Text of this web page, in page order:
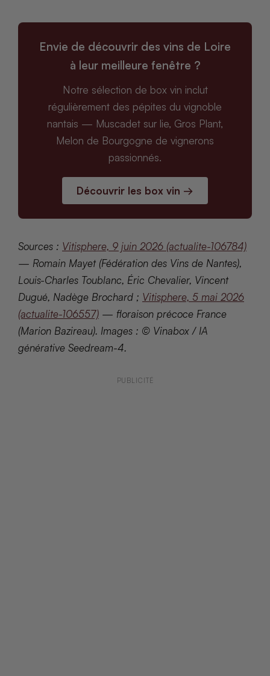
Envie de découvrir des vins de Loire
à leur meilleure fenêtre ?
Notre sélection de box vin inclut
régulièrement des pépites du vignoble
nantais — Muscadet sur lie, Gros Plant,
Melon de Bourgogne de vignerons
passionnés.
Découvrir les box vin →
Sources : Vitisphere, 9 juin 2026 (actualite-106784)
— Romain Mayet (Fédération des Vins de Nantes),
Louis-Charles Toublanc, Éric Chevalier, Vincent
Dugué, Nadège Brochard ; Vitisphere, 5 mai 2026
(actualite-106557) — floraison précoce France
(Marion Bazireau). Images : © Vinabox / IA
générative Seedream-4.
PUBLICITÉ